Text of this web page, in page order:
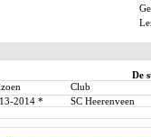
De
Club
2014 * SC Heerenveen